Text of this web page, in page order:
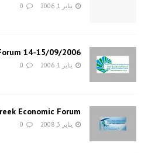
يناير 1, 2006 0
14-15/09/2006
يناير 1, 2006 0
Economic Forum
يناير 3, 2008 0